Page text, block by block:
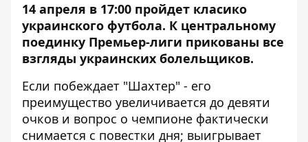
14 апреля в 17:00 пройдет класико
украинского футбола. К центральному
поединку Премьер-лиги прикованы все
взгляды украинских болельщиков.
Если побеждает "Шахтер" - его
преимущество увеличивается до девяти
очков и вопрос о чемпионе фактически
снимается с повестки дня; выигрывает